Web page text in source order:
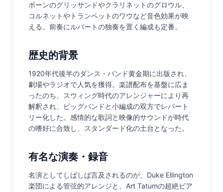
ボーンのグリッサンドやクラリネットのグロウル、
コルネットやトランペットのワウなど音色効果が映
える。前奏にルバートの独奏を置く編成も定番。
歴史的背景
1920年代後半のダンス・バンド黄金期に出版され、
劇場やラジオで人気を獲得。楽譜配布を基盤に広ま
ったのち、スウィング時代のアレンジャーにより再
解釈され、ビッグバンドと小編成の双方でレパート
リー化した。感情的な歌詞と映像的サウンドが時代
の嗜好に合致し、スタンダード化の土台となった。
有名な演奏・録音
名演としてしばしば言及されるのが、Duke Ellington
楽団による管弦的アレンジと、Art Tatumの超絶ピア